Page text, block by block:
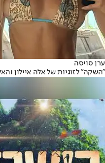
ערן סויסה
"השקה" לזוגיות של אלה איילון